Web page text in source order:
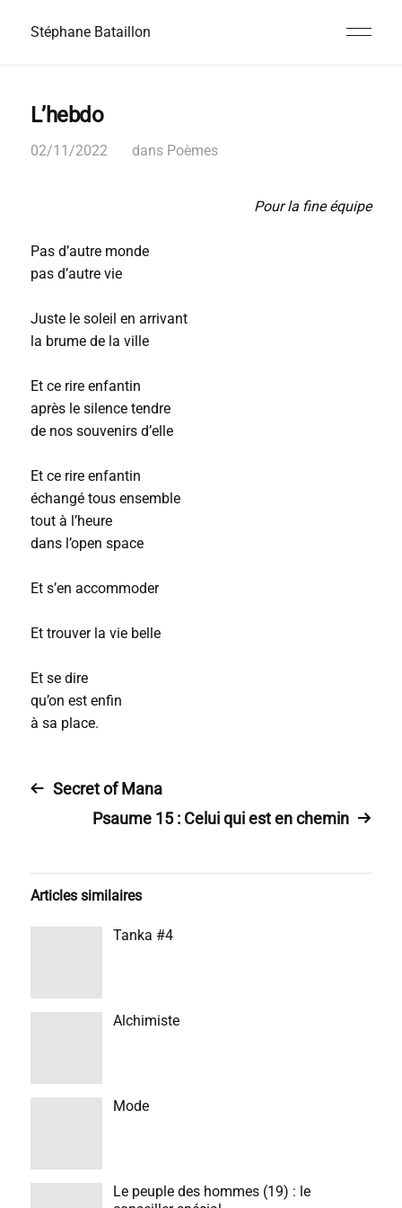
Stéphane Bataillon
L’hebdo
02/11/2022 dans Poèmes
Pour la fine équipe
Pas d’autre monde
pas d’autre vie
Juste le soleil en arrivant
la brume de la ville
Et ce rire enfantin
après le silence tendre
de nos souvenirs d’elle
Et ce rire enfantin
échangé tous ensemble
tout à l’heure
dans l’open space
Et s’en accommoder
Et trouver la vie belle
Et se dire
qu’on est enfin
à sa place.
Secret of Mana
Psaume 15 : Celui qui est en chemin
Articles similaires
Tanka #4
Alchimiste
Mode
Le peuple des hommes (19) : le